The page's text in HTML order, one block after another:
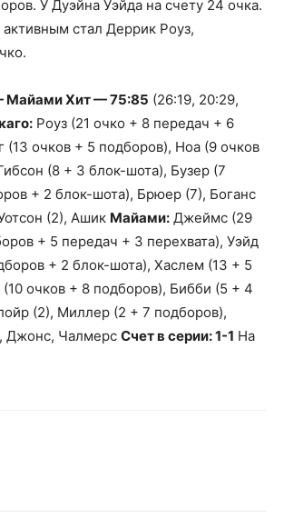
У Дуэйна Уэйда на счету 24 очка.
стал Деррик Роуз,
Майами Хит — 75:85 (26:19, 20:29,
Роуз (21 очко + 8 передач + 6
(13 очков + 5 подборов), Ноа (9 очков
(8 + 3 блок-шота), Бузер (7
+ 2 блок-шота), Брюер (7), Боганс
(2), Ашик Майами: Джеймс (29
+ 5 передач + 3 перехвата), Уэйд
+ 2 блок-шота), Хаслем (13 + 5
очков + 8 подборов), Бибби (5 + 4
(2), Миллер (2 + 7 подборов),
Джонс, Чалмерс Счет в серии: 1-1 На